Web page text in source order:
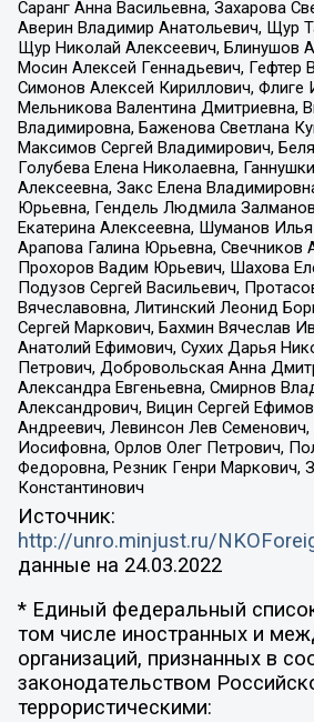
Саранг Анна Васильевна, Захарова
Аверин Владимир Анатольевич, Щур
Щур Николай Алексеевич, Блинушов
Мосин Алексей Геннадьевич, Гефтер
Симонов Алексей Кириллович, Флиге
Мельникова Валентина Дмитриевна,
Владимировна, Баженова Светлана
Максимов Сергей Владимирович,
Голубева Елена Николаевна,
Алексеевна, Закс Елена
Юрьевна, Гендель Людмила
Екатерина Алексеевна, Шуманов
Арапова Галина Юрьевна, Свечников
Прохоров Вадим Юрьевич, Шахова
Подузов Сергей Васильевич,
Вячеславовна, Литинский Леонид
Сергей Маркович, Бахмин Вячеслав
Анатолий Ефимович, Сухих Дарья
Петрович, Добровольская Анна
Александра Евгеньевна, Смирнов
Александрович, Вицин Сергей
Андреевич, Левинсон Лев
Иосифовна, Орлов Олег Петрович,
Федоровна, Резник Генри Маркович,
Константинович
Источник:
http://unro.minjust.ru/
данные на 24.03.2022
* Единый федеральный
том числе иностранных и
организаций, признанных в
законодательством
террористическими: